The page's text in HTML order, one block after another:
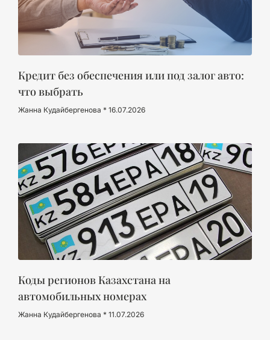
Кредит без обеспечения или под залог авто:
что выбрать
Жанна Кудайбергенова 16.07.2026
Коды регионов Казахстана на
автомобильных номерах
Жанна Кудайбергенова 11.07.2026